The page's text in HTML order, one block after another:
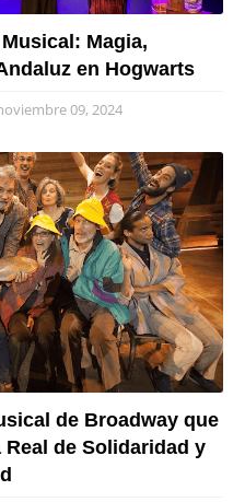
Magia,
en Hogwarts
09, 2024
de Broadway que
de Solidaridad y